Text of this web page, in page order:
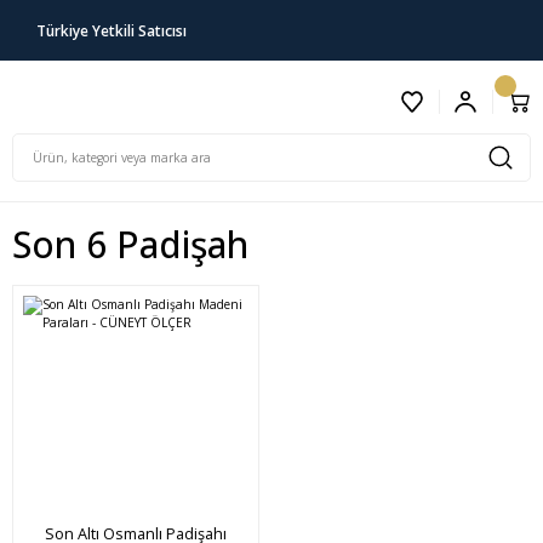
Türkiye Yetkili Satıcısı
Son 6 Padişah
Son Altı Osmanlı Padişahı